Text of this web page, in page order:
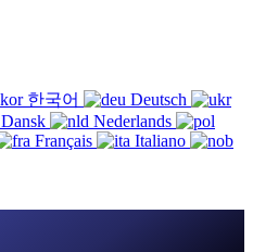
한국어
Deutsch
Dansk
Nederlands
Français
Italiano